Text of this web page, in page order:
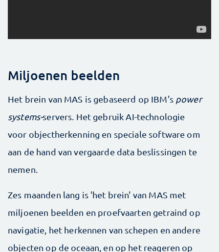
Miljoenen beelden
Het brein van MAS is gebaseerd op IBM's power
systems-servers. Het gebruik AI-technologie
voor objectherkenning en speciale software om
aan de hand van vergaarde data beslissingen te
nemen.
Zes maanden lang is 'het brein' van MAS met
miljoenen beelden en proefvaarten getraind op
navigatie, het herkennen van schepen en andere
objecten op de oceaan, en op het reageren op